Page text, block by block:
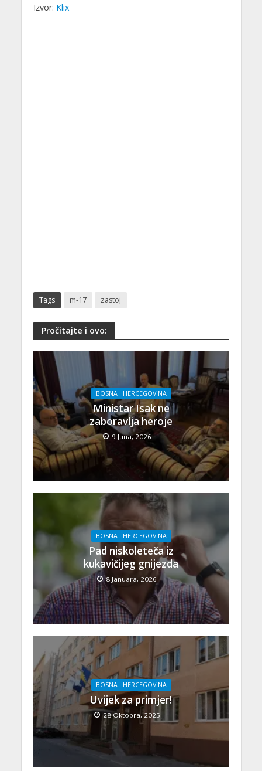
Izvor: Klix
Tags m-17 zastoj
Pročitajte i ovo:
BOSNA I HERCEGOVINA
Ministar Isak ne
zaboravlja heroje
9 Juna, 2026
BOSNA I HERCEGOVINA
Pad niskoleteča iz
kukavičijeg gnijezda
8 Januara, 2026
BOSNA I HERCEGOVINA
Uvijek za primjer!
28 Oktobra, 2025